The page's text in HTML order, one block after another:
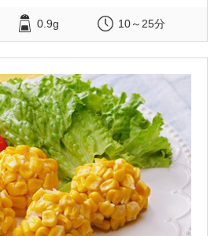
0.9g 10～25分